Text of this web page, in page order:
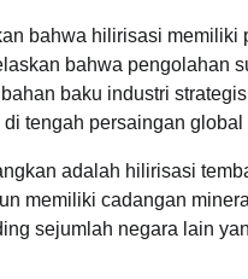
bahwa hilirisasi
bahwa pengolahan
baku industri
tengah persaingan global
adalah hilirisasi
memiliki cadangan
sejumlah negara lain